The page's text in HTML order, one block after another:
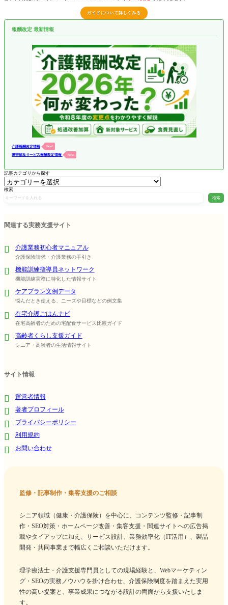
ガイドについて詳しくみる
報酬改定 最新情報
介護報酬改定情報 New!
障害福祉サービス報酬改定情報 New!
記事カテゴリから探す
検索
検索
関連する実務支援サイト
介護業務初心者マニュアル
介護保険請求・介護業務の手引き
機能訓練指導員ネットワーク
機能訓練実務に特化した情報サイト
ケアプラン文例データ
悩んだとき使える、ニーズや目標などの例文集
在宅介護ごはんナビ
在宅高齢者のための宅配食サービス比較ガイド
高齢者くらし支援ガイド
シニア・高齢者の生活情報サイト
サイト情報
運営者情報
著者プロフィール
プライバシーポリシー
利用規約
お問い合わせ
監修・記事制作・集客支援のご相談
シニア領域（健康・介護保険）を中心に、コンテンツ監修・記事制
作・SEO対策・ホームページ改善・集客支援・関連サイトへの広告掲
載やタイアップに加え、サービス設計、業務効率化（IT活用）、製品
開発・共同事業まで幅広くご相談いただけます。
理学療法士・介護支援専門員としての現場経験と、Webマーケティン
グ・SEOの実務ノウハウを掛け合わせ、介護保険制度を踏まえた実用
性の高い提案と、事業成果につながる設計の両面から支援いたしま
す。